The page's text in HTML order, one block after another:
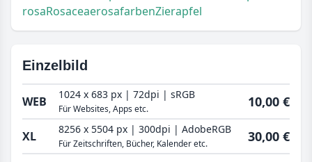
rosaRosaceaerosafarbenZierapfel
Einzelbild
WEB 1024 x 683 px | 72dpi | sRGB
Für Websites, Apps etc. 10,00 €
XL 8256 x 5504 px | 300dpi | AdobeRGB
Für Zeitschriften, Bücher, Kalender etc. 30,00 €